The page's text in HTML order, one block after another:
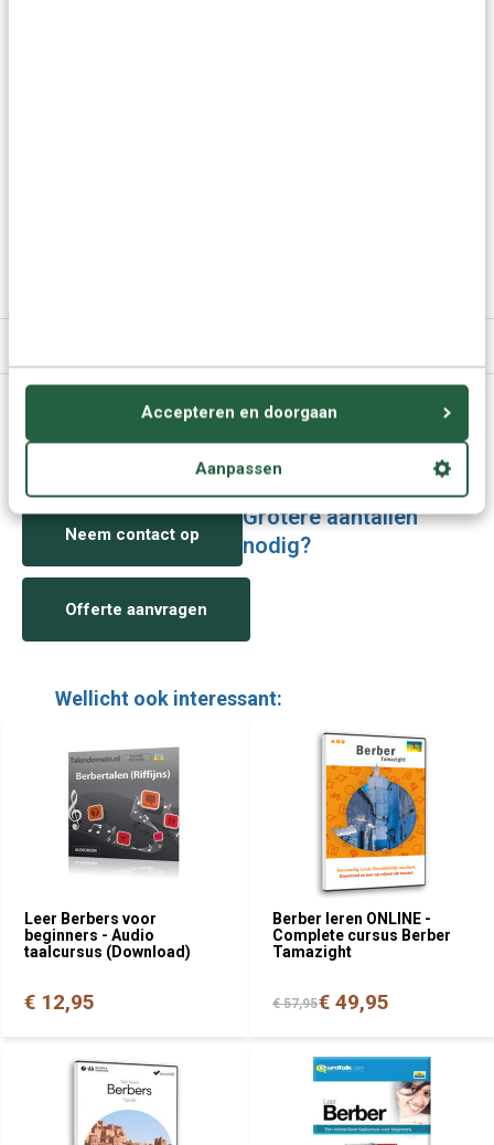
Accepteren en doorgaan
Aanpassen
Vragen of advies nodig?
Neem contact op
Grotere aantallen
nodig?
Offerte aanvragen
Wellicht ook interessant:
Leer Berbers voor
beginners - Audio
taalcursus (Download)
€ 12,95
Berber leren ONLINE -
Complete cursus Berber
Tamazight
€ 57,95€ 49,95